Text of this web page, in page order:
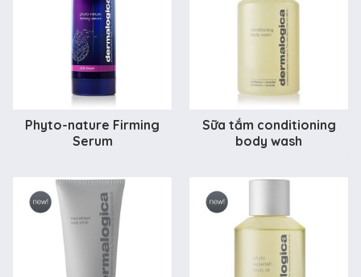
Phyto-nature Firming
Serum
Sữa tắm conditioning
body wash